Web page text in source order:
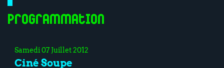
Programmation
Samedi 07 Juillet 2012
Ciné Soupe